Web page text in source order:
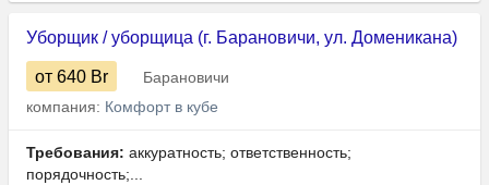
Уборщик / уборщица (г. Барановичи, ул. Доменикана)
от 640 Br
Барановичи
компания: Комфорт в кубе
Требования: аккуратность; ответственность;
порядочность;...